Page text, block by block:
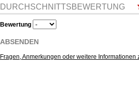
DURCHSCHNITTSBEWERTUNG
Bewertung
ABSENDEN
Fragen, Anmerkungen oder weitere